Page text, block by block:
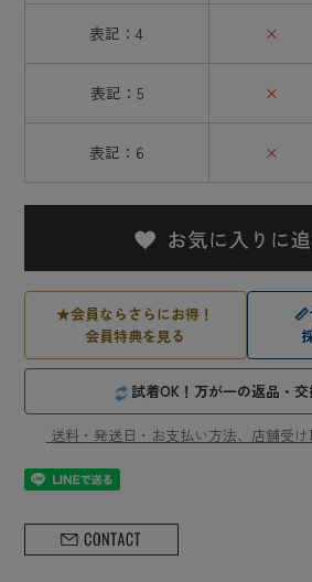
表記：4 ×
表記：5 ×
表記：6 ×
★会員ならさらにお得！
会員特典を見る
📏
試着OK！万が一の返品・
送料・発送日・お支払い方法、店舗受